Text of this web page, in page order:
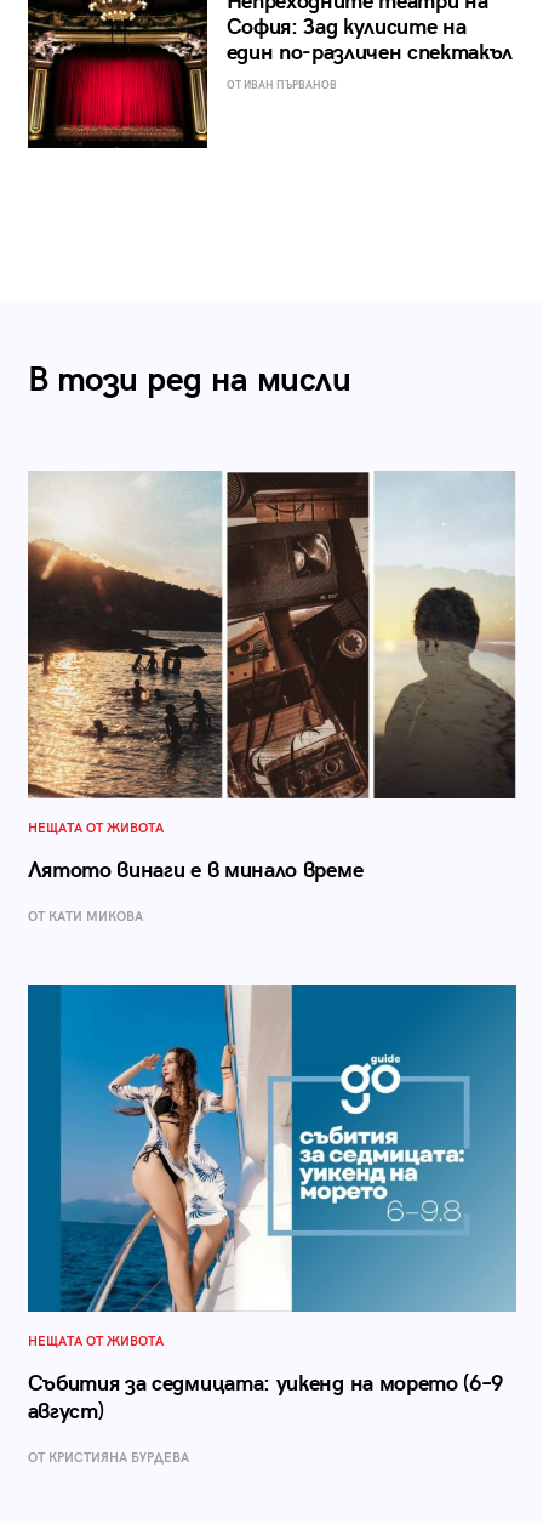
София: Зад кулисите на
един по-различен спектакъл
ОТ ИВАН ПЪРВАНОВ
В този ред на мисли
НЕЩАТА ОТ ЖИВОТА
Лятото винаги е в минало време
ОТ КАТИ МИКОВА
НЕЩАТА ОТ ЖИВОТА
Събития за седмицата: уикенд на морето (6–9
август)
ОТ КРИСТИЯНА БУРДЕВА